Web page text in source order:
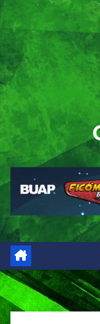
Saltar
al
contenido